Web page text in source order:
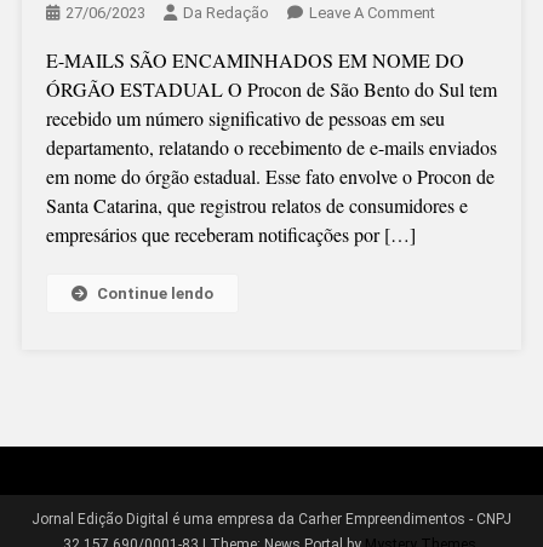
27/06/2023 Da Redação Leave A CommentOn
DE
SÃO
BENTO
ALERTA
PARA
GOLPE
E-MAILS SÃO ENCAMINHADOS EM NOME DO
ÓRGÃO ESTADUAL O Procon de São Bento do Sul tem
recebido um número significativo de pessoas em seu
departamento, relatando o recebimento de e-mails enviados
em nome do órgão estadual. Esse fato envolve o Procon de
Santa Catarina, que registrou relatos de consumidores e
empresários que receberam notificações por […]
Continue lendo
Jornal Edição Digital é uma empresa da Carher Empreendimentos - CNPJ